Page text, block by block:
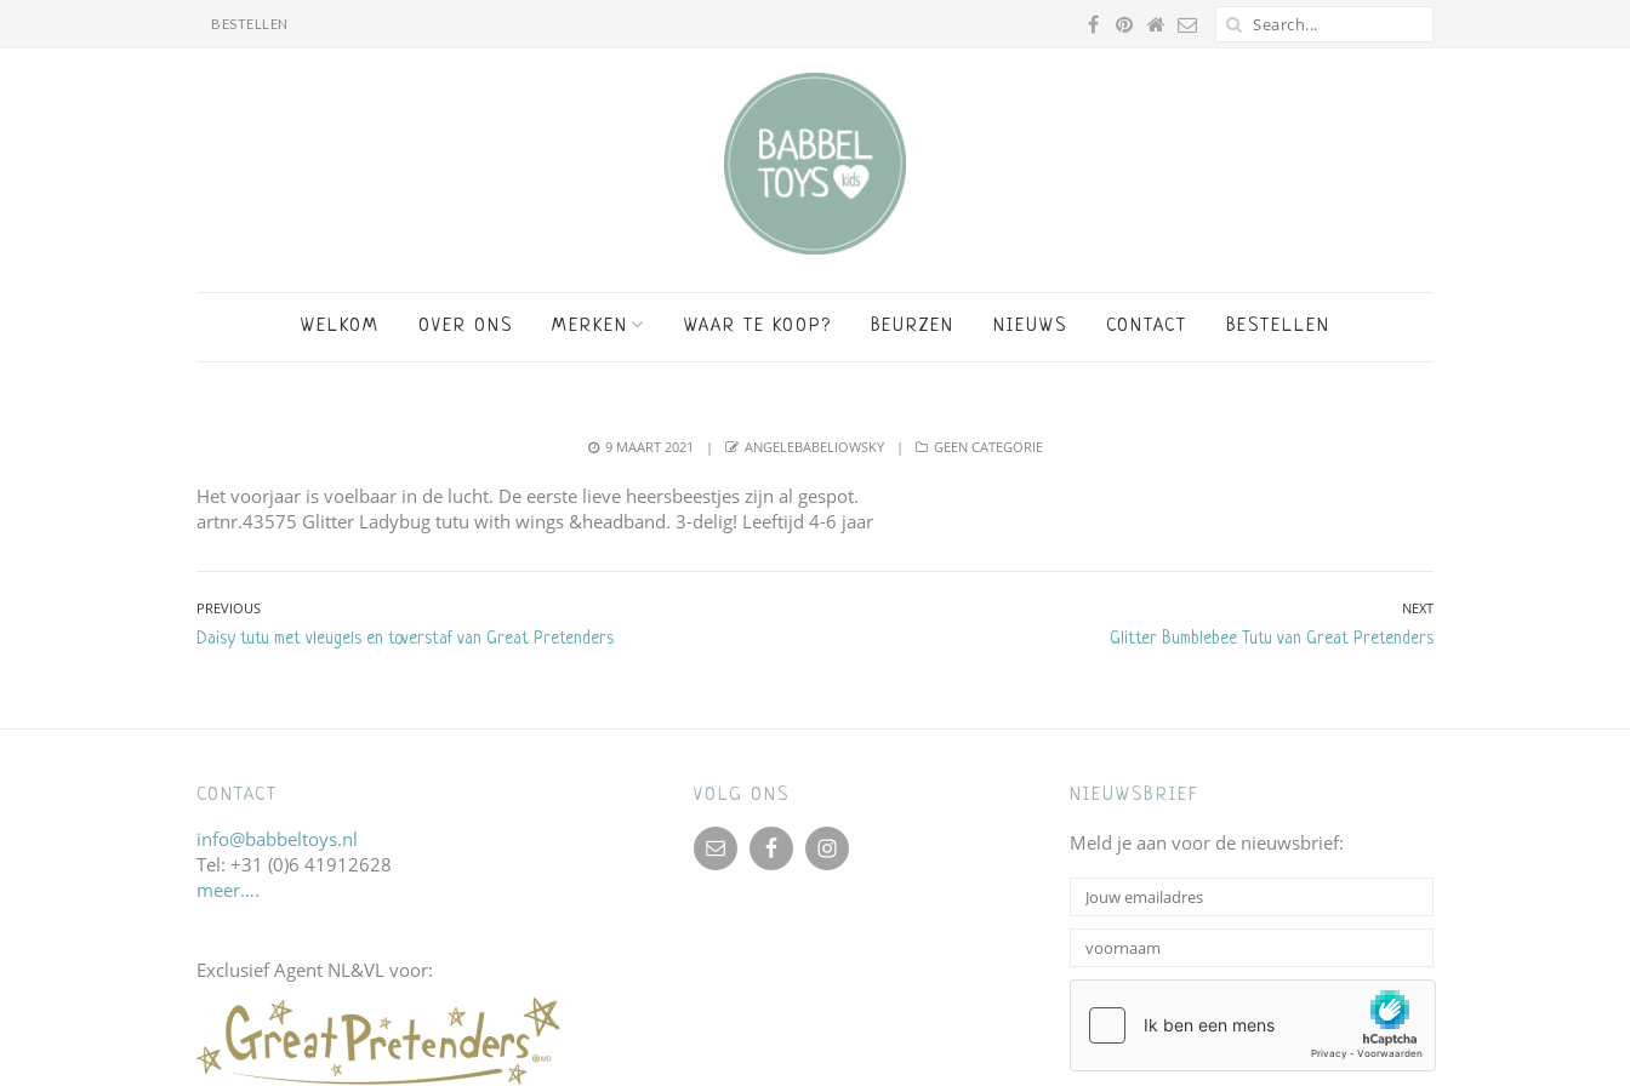
BESTELLEN
WELKOM OVER ONS MERKEN WAAR TE KOOP? BEURZEN NIEUWS CONTACT BESTELLEN
POSTED
9 MAART 2021 AUTHOR
ANGELEBABELIOWSKY CATEGORIES
GEEN CATEGORIE
Het voorjaar is voelbaar in de lucht. De eerste lieve heersbeestjes zijn al gespot.
artnr.43575 Glitter Ladybug tutu with wings &headband. 3-delig! Leeftijd 4-6 jaar
Bericht
navigatie
PREVIOUS
Previous
Daisy tutu met vleugels en toverstaf van Great Pretenders
NEXT
Next
Glitter Bumblebee Tutu van Great Pretenders
CONTACT
info@babbeltoys.nl
Tel: +31 (0)6 41912628
meer….
Exclusief Agent NL&VL voor:
VOLG ONS NIEUWSBRIEF
Meld je aan voor de nieuwsbrief: